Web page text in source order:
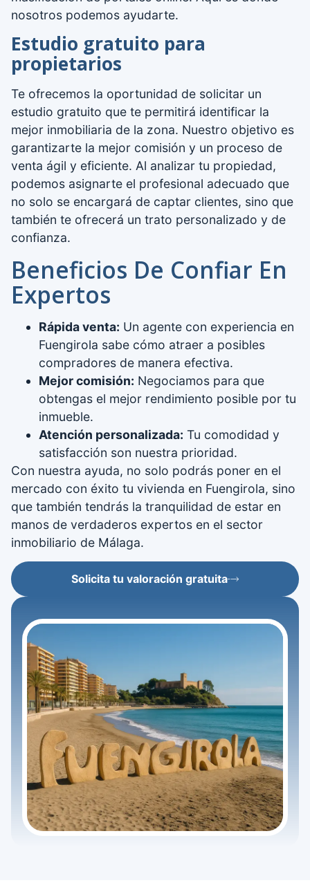
nosotros podemos ayudarte.
Estudio gratuito para
propietarios
Te ofrecemos la oportunidad de solicitar un
estudio gratuito que te permitirá identificar la
mejor inmobiliaria de la zona. Nuestro objetivo es
garantizarte la mejor comisión y un proceso de
venta ágil y eficiente. Al analizar tu propiedad,
podemos asignarte el profesional adecuado que
no solo se encargará de captar clientes, sino que
también te ofrecerá un trato personalizado y de
confianza.
Beneficios De Confiar En
Expertos
Rápida venta: Un agente con experiencia en
Fuengirola sabe cómo atraer a posibles
compradores de manera efectiva.
Mejor comisión: Negociamos para que
obtengas el mejor rendimiento posible por tu
inmueble.
Atención personalizada: Tu comodidad y
satisfacción son nuestra prioridad.
Con nuestra ayuda, no solo podrás poner en el
mercado con éxito tu vivienda en Fuengirola, sino
que también tendrás la tranquilidad de estar en
manos de verdaderos expertos en el sector
inmobiliario de Málaga.
Solicita tu valoración gratuita